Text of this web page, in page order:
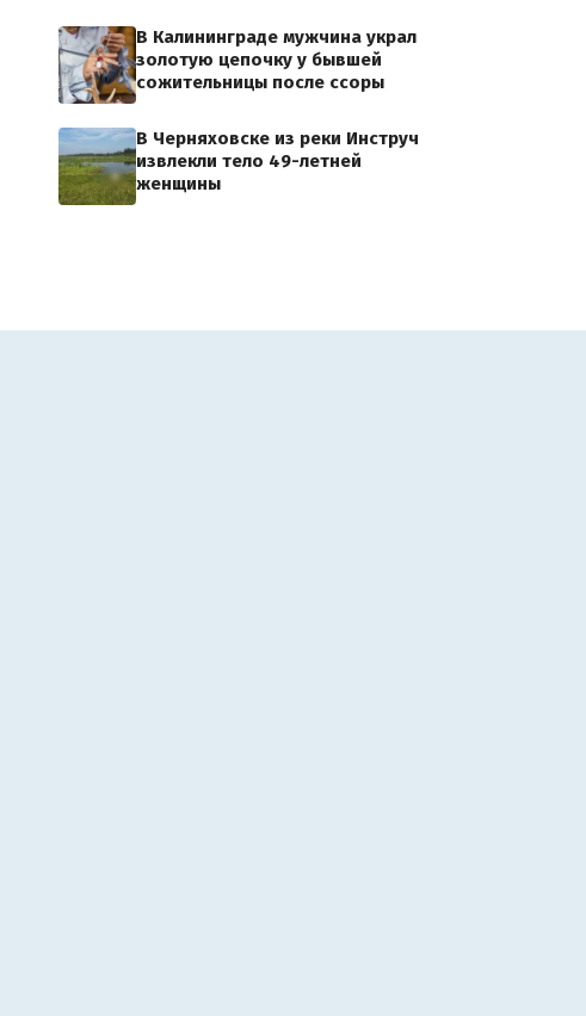
В Калининграде мужчина украл
золотую цепочку у бывшей
сожительницы после ссоры
В Черняховске из реки Инструч
извлекли тело 49-летней
женщины